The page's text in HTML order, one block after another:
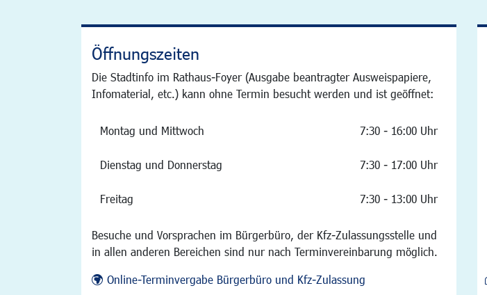
Öffnungszeiten
Die Stadtinfo im Rathaus-Foyer (Ausgabe beantragter Ausweispapiere,
Infomaterial, etc.) kann ohne Termin besucht werden und ist geöffnet:
Montag und Mittwoch 7:30 - 16:00 Uhr
Dienstag und Donnerstag 7:30 - 17:00 Uhr
Freitag 7:30 - 13:00 Uhr
Besuche und Vorsprachen im Bürgerbüro, der Kfz-Zulassungsstelle und
in allen anderen Bereichen sind nur nach Terminvereinbarung möglich.
Online-Terminvergabe Bürgerbüro und Kfz-Zulassung